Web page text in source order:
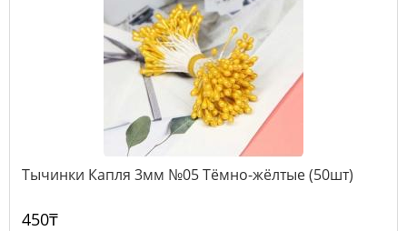
Тычинки Капля 3мм №05 Тёмно-жёлтые (50шт)
450₸